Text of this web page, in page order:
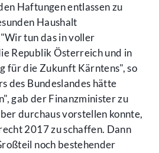
Haftungen entlassen zu
Haushalt
tun das in voller
Republik Österreich und in
für die Zukunft Kärntens", so
des Bundeslandes hätte
gab der Finanzminister zu
durchaus vorstellen konnte,
2017 zu schaffen. Dann
noch bestehender